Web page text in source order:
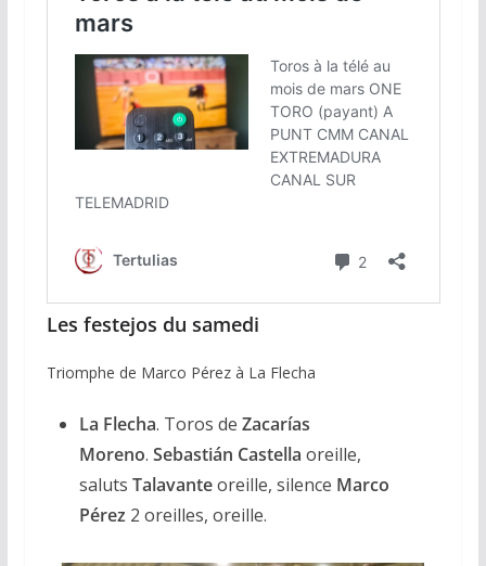
Les festejos du samedi
Triomphe de Marco Pérez à La Flecha
La Flecha. Toros de Zacarías
Moreno. Sebastián Castella oreille,
saluts Talavanteoreille, silence Marco
Pérez 2 oreilles, oreille.